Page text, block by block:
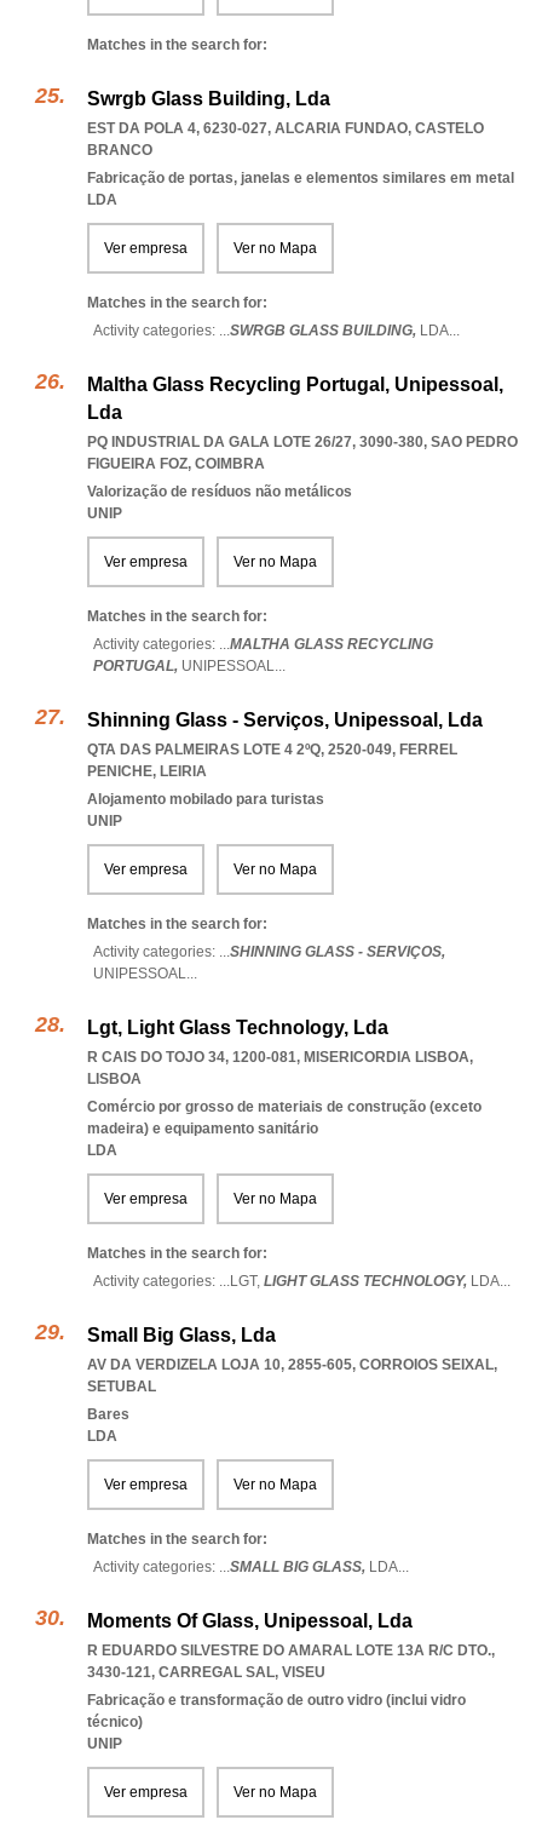
Matches in the search for:
Swrgb Glass Building, Lda
EST DA POLA 4, 6230-027, ALCARIA FUNDAO, CASTELO
BRANCO
Fabricação de portas, janelas e elementos similares em metal
LDA
Ver empresa Ver no Mapa
Matches in the search for:
Activity categories: ...SWRGB GLASS BUILDING, LDA...
Maltha Glass Recycling Portugal, Unipessoal,
Lda
PQ INDUSTRIAL DA GALA LOTE 26/27, 3090-380, SAO PEDRO
FIGUEIRA FOZ, COIMBRA
Valorização de resíduos não metálicos
UNIP
Ver empresa Ver no Mapa
Matches in the search for:
Activity categories: ...MALTHA GLASS RECYCLING
PORTUGAL, UNIPESSOAL...
Shinning Glass - Serviços, Unipessoal, Lda
QTA DAS PALMEIRAS LOTE 4 2ºQ, 2520-049, FERREL
PENICHE, LEIRIA
Alojamento mobilado para turistas
UNIP
Ver empresa Ver no Mapa
Matches in the search for:
Activity categories: ...SHINNING GLASS - SERVIÇOS,
UNIPESSOAL...
Lgt, Light Glass Technology, Lda
R CAIS DO TOJO 34, 1200-081, MISERICORDIA LISBOA,
LISBOA
Comércio por grosso de materiais de construção (exceto
madeira) e equipamento sanitário
LDA
Ver empresa Ver no Mapa
Matches in the search for:
Activity categories: ...LGT, LIGHT GLASS TECHNOLOGY, LDA...
Small Big Glass, Lda
AV DA VERDIZELA LOJA 10, 2855-605, CORROIOS SEIXAL,
SETUBAL
Bares
LDA
Ver empresa Ver no Mapa
Matches in the search for:
Activity categories: ...SMALL BIG GLASS, LDA...
Moments Of Glass, Unipessoal, Lda
R EDUARDO SILVESTRE DO AMARAL LOTE 13A R/C DTO.,
3430-121, CARREGAL SAL, VISEU
Fabricação e transformação de outro vidro (inclui vidro
técnico)
UNIP
Ver empresa Ver no Mapa